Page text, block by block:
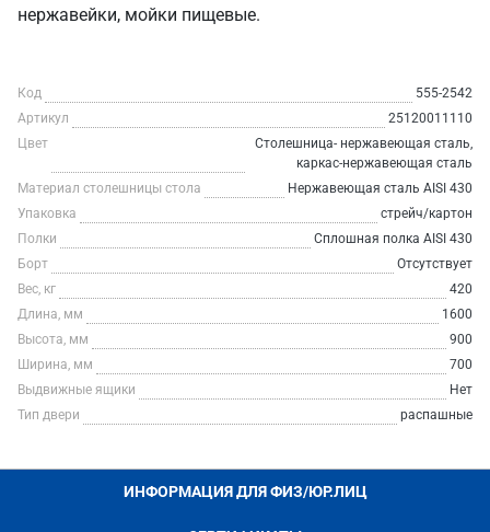
нержавейки, мойки пищевые.
Код
555-2542
Артикул
25120011110
Цвет
Столешница- нержавеющая сталь,
каркас-нержавеющая сталь
Материал столешницы стола
Нержавеющая сталь AISI 430
Упаковка
стрейч/картон
Полки
Сплошная полка AISI 430
Борт
Отсутствует
Вес, кг
420
Длина, мм
1600
Высота, мм
900
Ширина, мм
700
Выдвижные ящики
Нет
Тип двери
распашные
ИНФОРМАЦИЯ ДЛЯ ФИЗ/ЮР.ЛИЦ